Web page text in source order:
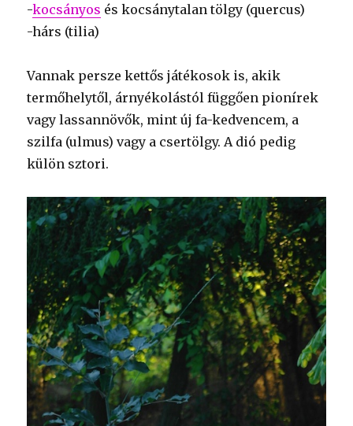
-kocsányos és kocsánytalan tölgy (quercus)
-hárs (tilia)
Vannak persze kettős játékosok is, akik
termőhelytől, árnyékolástól függően pionírek
vagy lassannövők, mint új fa-kedvencem, a
szilfa (ulmus) vagy a csertölgy. A dió pedig
külön sztori.